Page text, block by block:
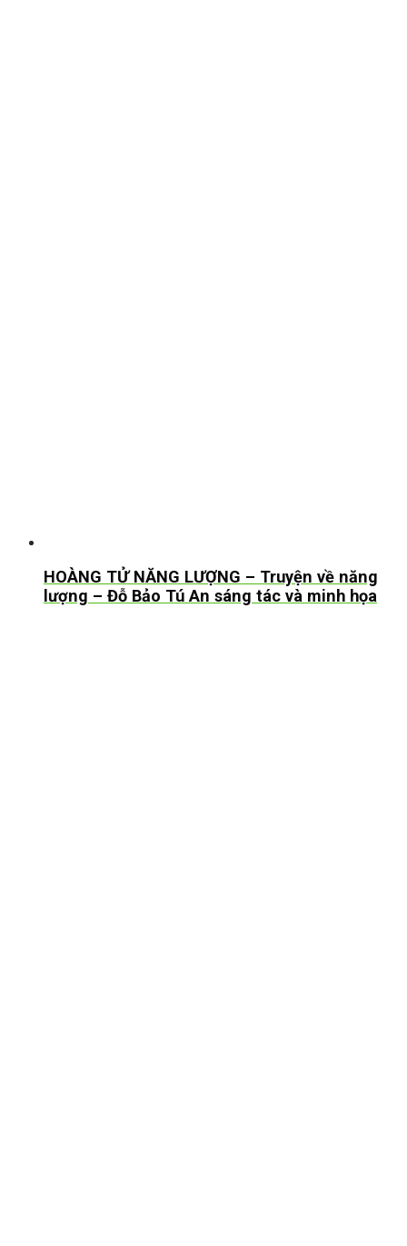
HOÀNG TỬ NĂNG LƯỢNG – Truyện về năng
lượng – Đỗ Bảo Tú An sáng tác và minh họa